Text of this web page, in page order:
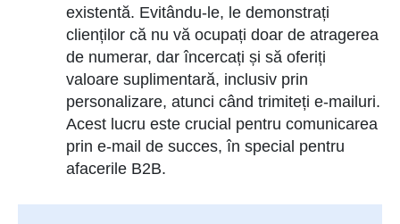
existentă. Evitându-le, le demonstrați
clienților că nu vă ocupați doar de atragerea
de numerar, dar încercați și să oferiți
valoare suplimentară, inclusiv prin
personalizare, atunci când trimiteți e-mailuri.
Acest lucru este crucial pentru comunicarea
prin e-mail de succes, în special pentru
afacerile B2B.